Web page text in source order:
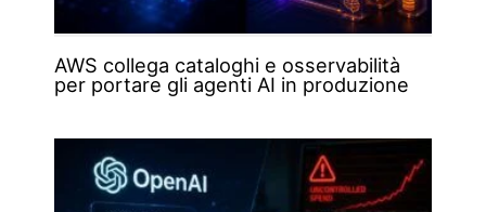
AWS collega cataloghi e osservabilità
per portare gli agenti AI in produzione